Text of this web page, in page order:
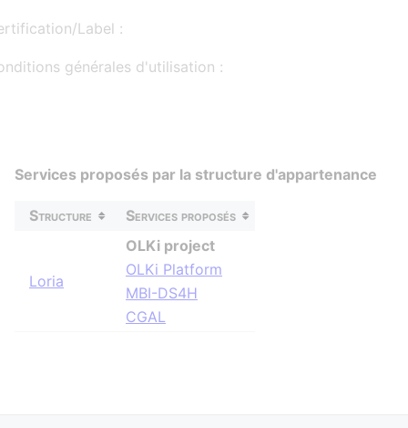
Label :
générales d'utilisation :
Services proposés par la structure d'appartenance
Structure Services proposés
Loria
OLKi project
OLKi Platform
MBI-DS4H
CGAL